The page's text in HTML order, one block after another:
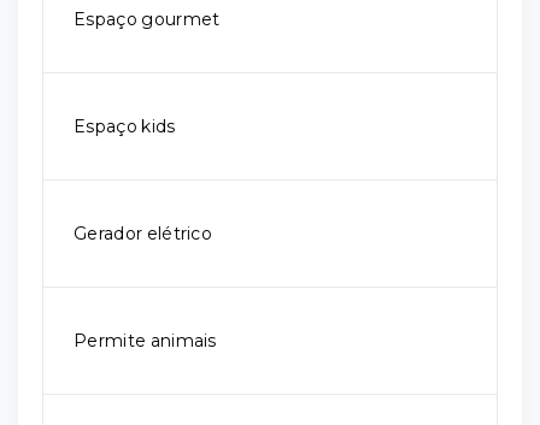
Espaço gourmet
Espaço kids
Gerador elétrico
Permite animais